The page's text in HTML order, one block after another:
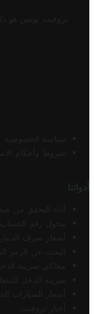
تروفيت تونس هو
سياسة الخصوصية
شروط وأحكام
أدواتنا
أداة التحقق من
محول رقم الحساب
أسعار صرف
البحث عن الرمز
محاكي ضريبة
ضريبة الدخل
أسعار السيارات
أخبار تروفيت